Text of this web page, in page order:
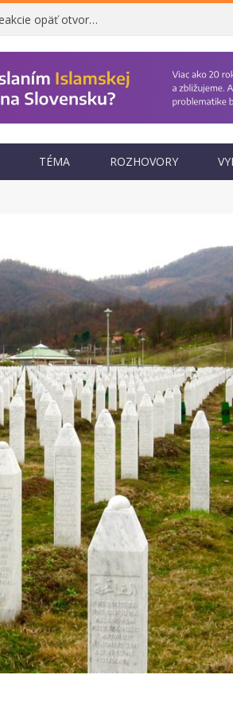
Ombudsman napadol zákon o registrácii cirkví. Reakcie opäť otvorili otázku, prečo vznikol
TÉMA ROZHOVORY